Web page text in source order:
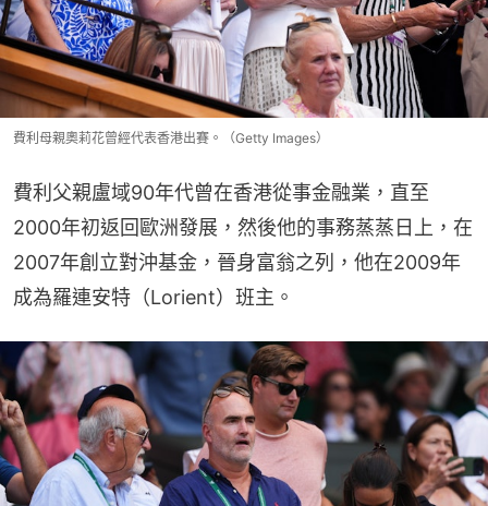
費利母親奧莉花曾經代表香港出賽。（Getty Images）
費利父親盧域90年代曾在香港從事金融業，直至
2000年初返回歐洲發展，然後他的事務蒸蒸日上，在
2007年創立對沖基金，晉身富翁之列，他在2009年
成為羅連安特（Lorient）班主。